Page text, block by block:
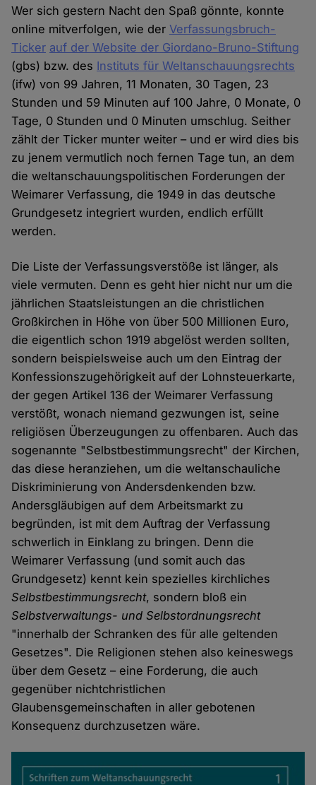
Wer sich gestern Nacht den Spaß gönnte, konnte
online mitverfolgen, wie derVerfassungsbruch-
Ticker auf der Website der Giordano-Bruno-Stiftung
(gbs) bzw. des Instituts für Weltanschauungsrechts
(ifw) von 99 Jahren, 11 Monaten, 30 Tagen, 23
Stunden und 59 Minuten auf 100 Jahre, 0 Monate, 0
Tage, 0 Stunden und 0 Minuten umschlug. Seither
zählt der Ticker munter weiter – und er wird dies bis
zu jenem vermutlich noch fernen Tage tun, an dem
die weltanschauungspolitischen Forderungen der
Weimarer Verfassung, die 1949 in das deutsche
Grundgesetz integriert wurden, endlich erfüllt
werden.
Die Liste der Verfassungsverstöße ist länger, als
viele vermuten. Denn es geht hier nicht nur um die
jährlichen Staatsleistungen an die christlichen
Großkirchen in Höhe von über 500 Millionen Euro,
die eigentlich schon 1919 abgelöst werden sollten,
sondern beispielsweise auch um den Eintrag der
Konfessionszugehörigkeit auf der Lohnsteuerkarte,
der gegen Artikel 136 der Weimarer Verfassung
verstößt, wonach niemand gezwungen ist, seine
religiösen Überzeugungen zu offenbaren. Auch das
sogenannte "Selbstbestimmungsrecht" der Kirchen,
das diese heranziehen, um die weltanschauliche
Diskriminierung von Andersdenkenden bzw.
Andersgläubigen auf dem Arbeitsmarkt zu
begründen, ist mit dem Auftrag der Verfassung
schwerlich in Einklang zu bringen. Denn die
Weimarer Verfassung (und somit auch das
Grundgesetz) kennt kein spezielles kirchliches
Selbstbestimmungsrecht, sondern bloß ein
Selbstverwaltungs- und Selbstordnungsrecht
"innerhalb der Schranken des für alle geltenden
Gesetzes". Die Religionen stehen also keineswegs
über dem Gesetz – eine Forderung, die auch
gegenüber nichtchristlichen
Glaubensgemeinschaften in aller gebotenen
Konsequenz durchzusetzen wäre.